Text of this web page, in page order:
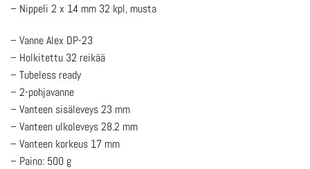
– Nippeli 2 x 14 mm 32 kpl, musta
– Vanne Alex DP-23
– Holkitettu 32 reikää
– Tubeless ready
– 2-pohjavanne
– Vanteen sisäleveys 23 mm
– Vanteen ulkoleveys 28.2 mm
– Vanteen korkeus 17 mm
– Paino: 500 g